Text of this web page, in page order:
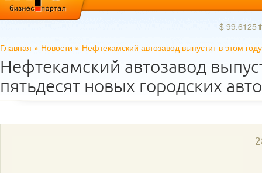
$
Главная » Новости » Нефтекамский автозавод выпустит в этом
Нефтекамский автозавод
пятьдесят новых городских